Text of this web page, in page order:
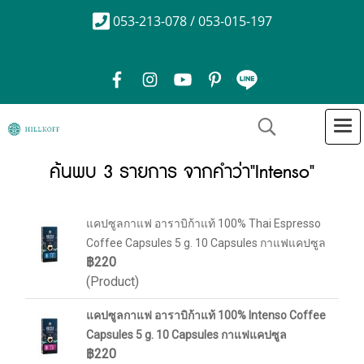
053-213-078 / 053-015-197
ค้นพบ 3 รายการ จากคำว่า"Intenso"
แคปซูลกาแฟ อาราบิก้าแท้ 100% Thai Espresso
Coffee Capsules 5 g. 10 Capsules กาแฟแคปซูล
฿220
(Product)
แคปซูลกาแฟ อาราบิก้าแท้ 100% Intenso Coffee
Capsules 5 g. 10 Capsules กาแฟแคปซูล
฿220